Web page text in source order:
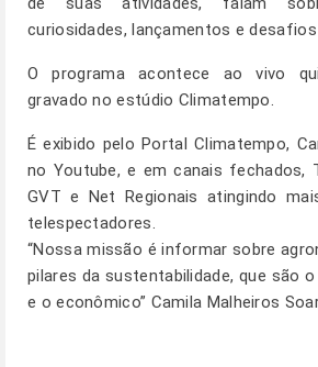
curiosidades, lançamentos e
O programa acontece ao vivo
gravado no estúdio Climatempo.
É exibido pelo Portal Climatempo,
no Youtube, e em canais fechados,
GVT e Net Regionais atingindo
telespectadores.
“Nossa missão é informar sobre
pilares da sustentabilidade, que são
e o econômico” Camila Malheiros